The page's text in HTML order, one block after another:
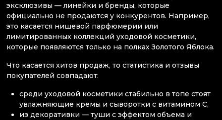
эксклюзивы — линейки и бренды, которые
официально не продаются у конкурентов. Например,
это касается нишевой парфюмерии или
лимитированных коллекций уходовой косметики,
которые появляются только на полках Золотого Яблока.
Что касается хитов продаж, то статистика и отзывы
покупателей совпадают:
среди уходовой косметики стабильно в топе стоят
увлажняющие кремы и сыворотки с витамином С,
из декоративки — туши с эффектом объема и